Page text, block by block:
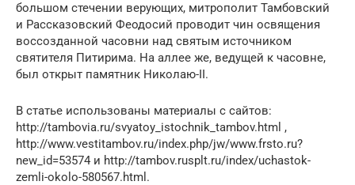
большом стечении верующих, митрополит Тамбовский
и Рассказовский Феодосий проводит чин освящения
воссозданной часовни над святым источником
святителя Питирима. На аллее же, ведущей к часовне,
был открыт памятник Николаю-II.
В статье использованы материалы с сайтов:
http://tambovia.ru/svyatoy_istochnik_tambov.html ,
http://www.vestitambov.ru/index.php/jw/www.frsto.ru?
new_id=53574 и http://tambov.rusplt.ru/index/uchastok-
zemli-okolo-580567.html.